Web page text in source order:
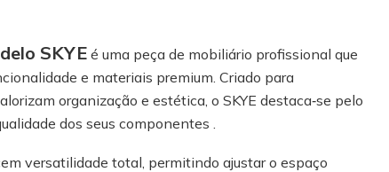
SKYE é uma peça de mobiliário profissional que
e materiais premium. Criado para
organização e estética, o SKYE destaca‑se pelo
dos seus componentes .
versatilidade total, permitindo ajustar o espaço